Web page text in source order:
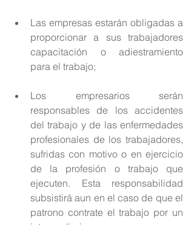
Las empresas estarán obligadas a
proporcionar a sus trabajadores
capacitación o adiestramiento
para el trabajo;
Los empresarios serán
responsables de los accidentes
del trabajo y de las enfermedades
profesionales de los trabajadores,
sufridas con motivo o en ejercicio
de la profesión o trabajo que
ejecuten. Esta responsabilidad
subsistirá aun en el caso de que el
patrono contrate el trabajo por un